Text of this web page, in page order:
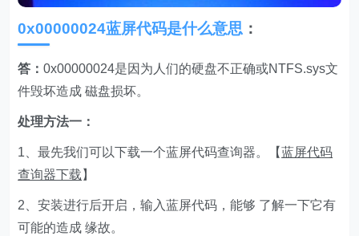
0x00000024蓝屏代码是什么意思 ：
答：0x00000024是因为人们的硬盘不正确或NTFS.sys文
件毁坏造成 磁盘损坏。
处理方法一：
1、最先我们可以下载一个蓝屏代码查询器。【蓝屏代码
查询器下载 】
2、安装进行后开启，输入蓝屏代码，能够 了解一下它有
可能的造成 缘故。